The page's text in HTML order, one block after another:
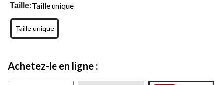
Taille:Taille unique
Taille unique
Achetez-le en ligne :